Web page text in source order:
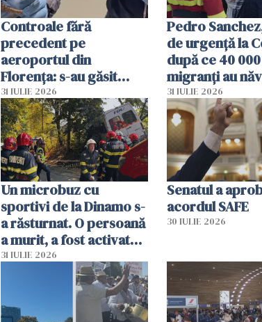
Controale fără
precedent pe
aeroportul din
Florența: s-au găsit
capete de aligator și o
sumă imensă de bani
31 IULIE 2026
Pedro
de urgență la
după ce 40
migranți au
teritoriul
mobiliza toate
resursele"
31 IULIE 2026
Un microbuz cu
sportivi de la Dinamo s-
a răsturnat. O persoană
a murit, a fost activat
planul roșu de
31 IULIE 2026
Senatul a
acordul SAFE
30 IULIE 2026